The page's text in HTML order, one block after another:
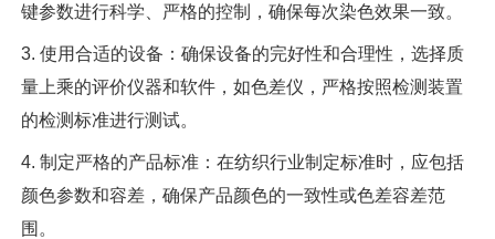
键参数进行科学、严格的控制，确保每次染色效果一致。
3. 使用合适的设备：确保设备的完好性和合理性，选择质
量上乘的评价仪器和软件，如色差仪，严格按照检测装置
的检测标准进行测试。
4. 制定严格的产品标准：在纺织行业制定标准时，应包括
颜色参数和容差，确保产品颜色的一致性或色差容差范
围。